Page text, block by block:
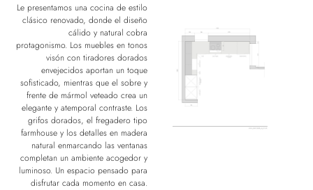
Le presentamos una cocina de estilo
clásico renovado, donde el diseño
cálido y natural cobra
protagonismo. Los muebles en tonos
visón con tiradores dorados
envejecidos aportan un toque
sofisticado, mientras que el sobre y
frente de mármol veteado crea un
elegante y atemporal contraste. Los
grifos dorados, el fregadero tipo
farmhouse y los detalles en madera
natural enmarcando las ventanas
completan un ambiente acogedor y
luminoso. Un espacio pensado para
disfrutar cada momento en casa.